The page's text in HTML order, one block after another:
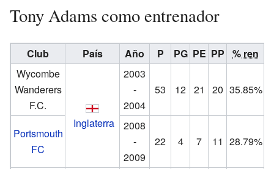
Tony Adams como entrenador
Club País Año P PG PE PP
% ren
Wycombe
Wanderers
F.C.
Inglaterra
2003
-
2004
53 12 21 20 35.85%
Portsmouth
FC
2008
-
2009
22 4 7 11 28.79%